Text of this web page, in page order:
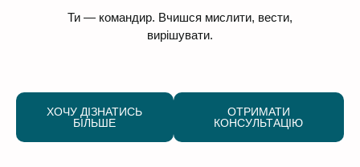
Ти — командир. Вчишся мислити, вести,
вирішувати.
ХОЧУ ДІЗНАТИСЬ
БІЛЬШЕ
ОТРИМАТИ
КОНСУЛЬТАЦІЮ